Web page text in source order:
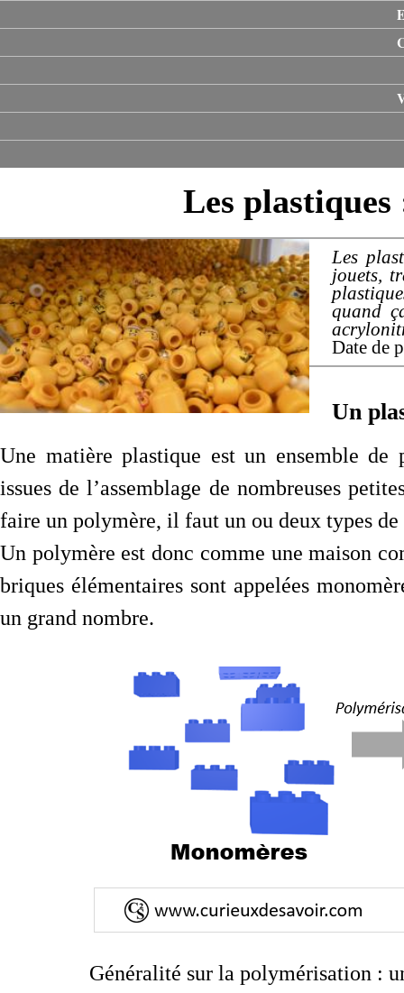
Les
Les
jouets,
quand
Date de
Un
Une matière plastique est un ensemble de
issues de l’assemblage de nombreuses
faire un polymère, il faut un ou deux types de
Un polymère est donc comme une maison
briques élémentaires sont appelées
un grand nombre.
Généralité sur la polymérisation :